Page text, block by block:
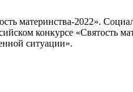
материнства-2022».
конкурсе «Святость
ситуации».